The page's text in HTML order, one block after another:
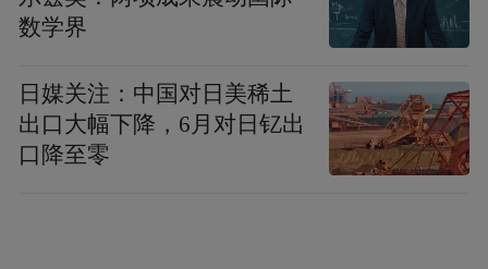
数学界
日媒关注：中国对日美稀土
出口大幅下降，6月对日钇出
口降至零